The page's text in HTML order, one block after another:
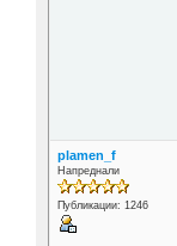
plamen_f
Напреднали
Публикации: 1246